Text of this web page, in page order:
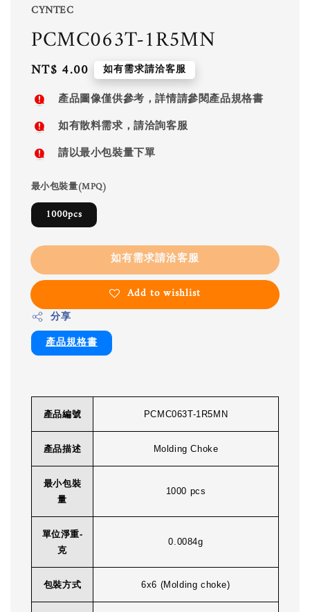
CYNTEC
PCMC063T-1R5MN
Regular
price
NT$ 4.00 如有需求請洽客服
產品圖像僅供參考，詳情請參閱產品規格書
如有散料需求，請洽詢客服
請以最小包裝量下單
最小包裝量(MPQ)
1000pcs
如有需求請洽客服
Add to wishlist
分享
產品規格書
產品編號 PCMC063T-1R5MN
產品描述 Molding Choke
最小包裝
量
1000 pcs
單位淨重-
克
0.0084g
包裝方式 6x6 (Molding choke)